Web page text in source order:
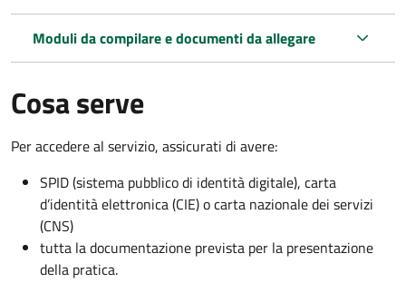
Moduli da compilare e documenti da allegare
Cosa serve
Per accedere al servizio, assicurati di avere:
SPID (sistema pubblico di identità digitale), carta
d’identità elettronica (CIE) o carta nazionale dei servizi
(CNS)
tutta la documentazione prevista per la presentazione
della pratica.